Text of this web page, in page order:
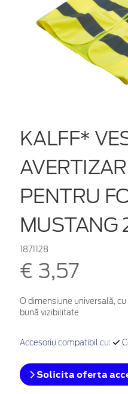
KALFF*
PENTRU
MUSTANG
1871128
€ 3,57
O dimensiune universală,
bună vizibilitate
Accesoriu compatibil cu:
Solicita oferta